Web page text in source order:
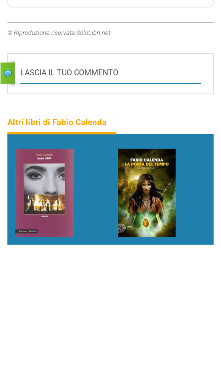
© Riproduzione riservata SoloLibri.net
LASCIA IL TUO COMMENTO
Altri libri di Fabio Calenda